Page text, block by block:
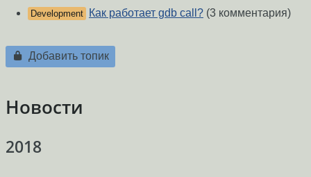
Development Как работает gdb call? (3 комментария)
Добавить топик
Новости
2018